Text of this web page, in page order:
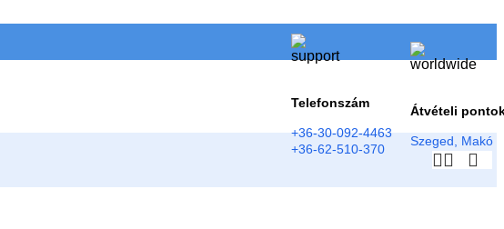
Telefonszám
+36-30-092-4463
+36-62-510-370
Átvételi
Szeged, Makó